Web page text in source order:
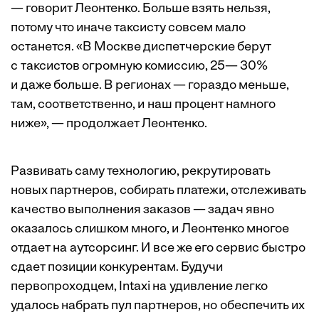
— говорит Леонтенко. Больше взять нельзя,
потому что иначе таксисту совсем мало
останется. «В Москве диспетчерские берут
с таксистов огромную комиссию, 25— 30%
и даже больше. В регионах — гораздо меньше,
там, соответственно, и наш процент намного
ниже», — продолжает Леонтенко.
Развивать саму технологию, рекрутировать
новых партнеров, собирать платежи, отслеживать
качество выполнения заказов — задач явно
оказалось слишком много, и Леонтенко многое
отдает на аутсорсинг. И все же его сервис быстро
сдает позиции конкурентам. Будучи
первопроходцем, Intaxi на удивление легко
удалось набрать пул партнеров, но обеспечить их